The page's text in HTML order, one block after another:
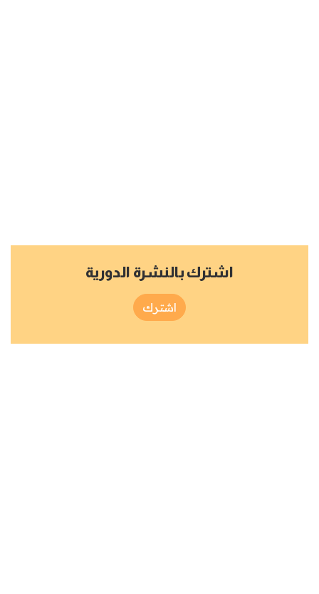
اشترك بالنشرة الدورية
اشترك